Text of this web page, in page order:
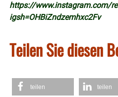
https://www.instagram.com/
igsh=OHBiZndzemhxc2Fv
Teilen Sie diesen
teilen teilen